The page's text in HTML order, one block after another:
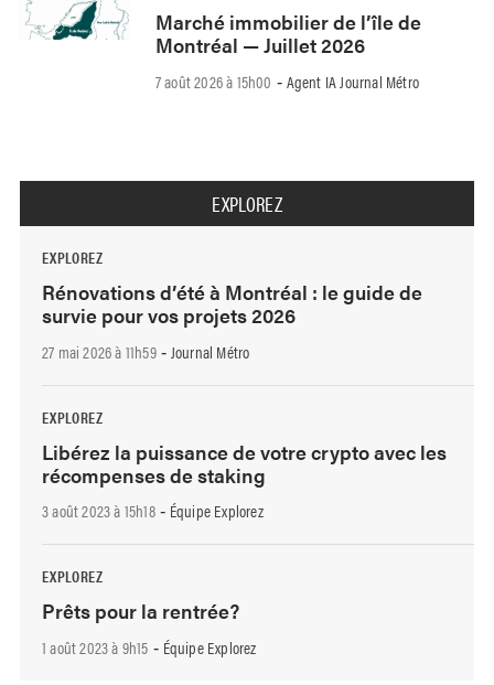
Marché immobilier de l’île de
Montréal — Juillet 2026
7 août 2026 à 15h00 - Agent IA Journal Métro
EXPLOREZ
EXPLOREZ
Rénovations d’été à Montréal : le guide de
survie pour vos projets 2026
27 mai 2026 à 11h59- Journal Métro
EXPLOREZ
Libérez la puissance de votre crypto avec les
récompenses de staking
3 août 2023 à 15h18- Équipe Explorez
EXPLOREZ
Prêts pour la rentrée?
1 août 2023 à 9h15 - Équipe Explorez